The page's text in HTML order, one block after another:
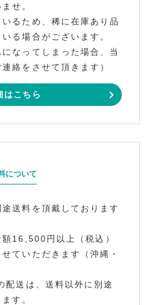
せ。
るため、稀に在庫あり品
る場合がございます。
になってしまった場合、当
絡をさせて頂きます）
はこちら
について
送料を頂戴しております
16,500円以上（税込）
ていただきます（沖縄・
送は、送料以外に別途
す。